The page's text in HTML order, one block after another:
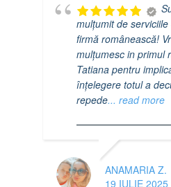
mulțumit de
firmă românească!
mulțumesc in primul
Tatiana pentru
înțelegere totul a
repede... read more
ANAMARIA Z.
19 IULIE 2025